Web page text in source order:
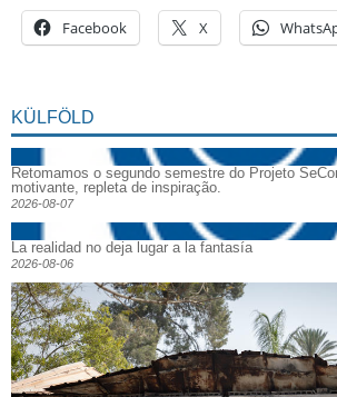
Facebook X
KÜLFÖLD
Retomamos o segundo semestre do Projeto
motivante, repleta de inspiração.
2026-08-07
La realidad no deja lugar a la fantasía
2026-08-06